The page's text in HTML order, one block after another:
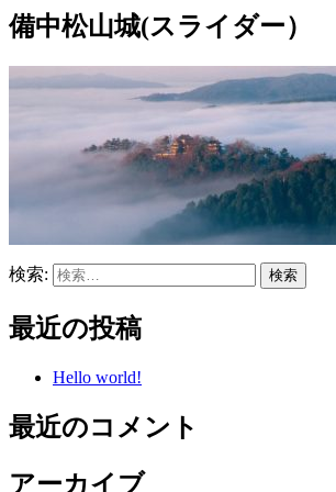
備中松山城(スライダー）
検索:
最近の投稿
Hello world!
最近のコメント
アーカイブ